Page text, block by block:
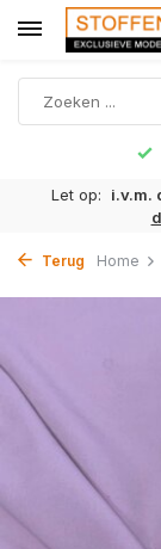
Let op: i.v.m.
Terug Home